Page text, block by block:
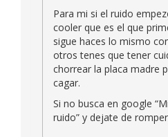
Para mi si el ruido
cooler que es el que
sigue haces lo mismo
otros tenes que tener
chorrear la placa madre
cagar.
Si no busca en google
ruido” y dejate de